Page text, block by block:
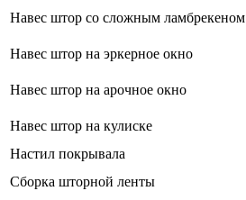
Навес штор со сложным ламбрекеном
Навес штор на эркерное окно
Навес штор на арочное окно
Навес штор на кулиске
Настил покрывала
Сборка шторной ленты